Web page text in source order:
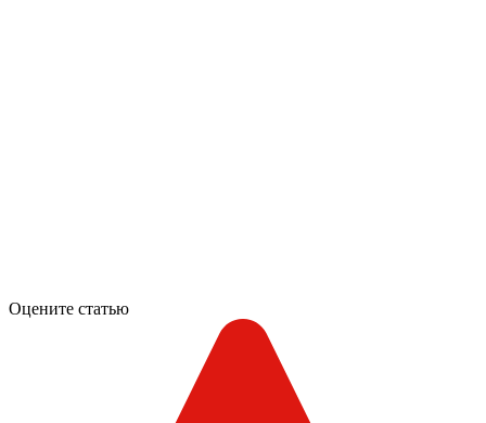
Оцените статью